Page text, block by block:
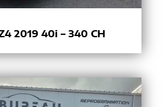
2019 40i – 340 CH